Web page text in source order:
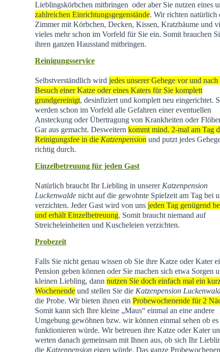
Lieblingskörbchen mitbringen oder aber Sie nutzen eines
zahlreichen Einrichtungsgegenstände. Wir richten natürlich
Zimmer mit Körbchen, Decken, Kissen, Kratzbäume und
vieles mehr schon im Vorfeld für Sie ein. Somit brauchen
ihren ganzen Hausstand mitbringen.
Reinigungsservice
Selbstverständlich wird jedes unserer Gehege vor und nach
Besuch einer Katze oder eines Katers für Sie komplett
grundgereinigt, desinfiziert und komplett neu eingerichtet.
werden schon im Vorfeld alle Gefahren einer eventuellen
Ansteckung oder Übertragung von Krankheiten oder
Gar aus gemacht. Desweitern kommt mind. 2-mal am Tag
Reinigungsfee in die Katzenpensionund putzt jedes
richtig durch.
Einzelbetreuung für jeden Gast
Natürlich braucht Ihr Liebling in unserer Katzenpension
Luckenwaldenicht auf die gewohnte Spielzeit am Tag bei
verzichten. Jeder Gast wird von uns jeden Tag genügend
und erhält Einzelbetreuung. Somit braucht niemand auf
Streicheleinheiten und Kuscheleien verzichten.
Probezeit
Falls Sie nicht genau wissen ob Sie ihre Katze oder Kater
Pension geben können oder Sie machen sich etwa Sorgen
kleinen Liebling, dann nutzen Sie doch einfach mal ein
Wochenendeund stellen Sie die Katzenpension
die Probe. Wir bieten ihnen ein Probewochenende für 2
Somit kann sich Ihre kleine „Maus“ einmal an eine andere
Umgebung gewöhnen bzw. wir können einmal sehen ob es
funktionieren würde. Wir betreuen ihre Katze oder Kater
werten danach gemeinsam mit Ihnen aus, ob sich Ihr
die Katzenpensioneigen würde. Das ganze